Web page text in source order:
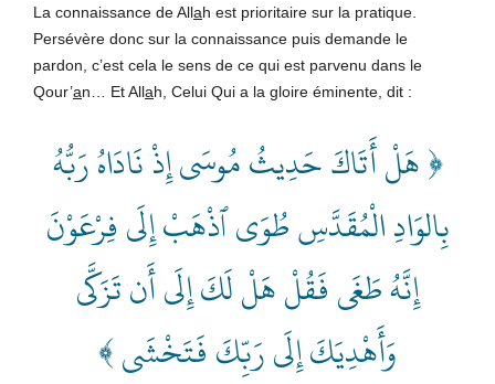
La connaissance de Allah est prioritaire sur la pratique.
Persévère donc sur la connaissance puis demande le
pardon, c’est cela le sens de ce qui est parvenu dans le
Qour’an… Et Allah, Celui Qui a la gloire éminente, dit :
﴿ هَلْ أَتَاكَ حَدِيثُ مُوسَى إِذْ نَادَاهُ رَبُّهُ
بِالوَادِ الْمُقَدَّسِ طُوَى ٱذْهَبْ إِلَى فِرْعَوْنَ
إِنَّهُ طَغَى فَقُلْ هَلْ لَكَ إِلَى أَن تَزَكَّى
وَأَهْدِيَكَ إِلَى رَبِّكَ فَتَخْشَى ﴾